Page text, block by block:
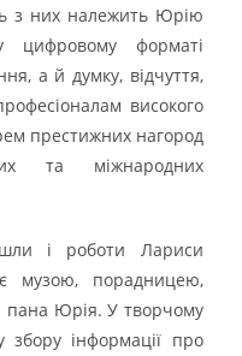
з них належить Юрію
цифровому форматі
а й думку, відчуття,
високого
престижних нагород
та міжнародних
і роботи Лариси
музою, порадницею,
Юрія. У творчому
збору інформації про